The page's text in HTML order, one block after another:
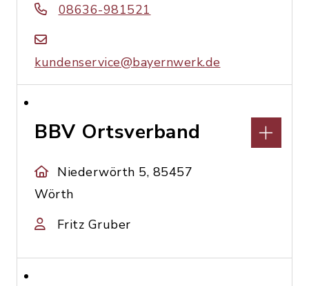
08636-981521
kundenservice@bayernwerk.de
BBV Ortsverband
Niederwörth 5, 85457
Wörth
Fritz Gruber